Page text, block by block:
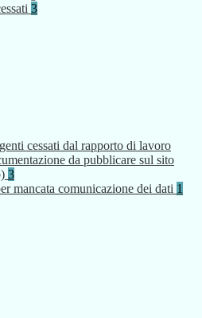
3
cessati dal rapporto di lavoro
da pubblicare sul sito
3
mancata comunicazione dei dati 1